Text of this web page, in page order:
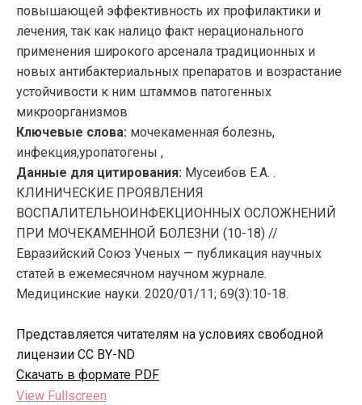
повышающей эффективность их профилактики и
лечения, так как налицо факт нерационального
применения широкого арсенала традиционных и
новых антибактериальных препаратов и возрастание
устойчивости к ним штаммов патогенных
микроорганизмов
Ключевые слова: мочекаменная болезнь,
инфекция,уропатогены ,
Данные для цитирования: Мусеибов Е.А. .
КЛИНИЧЕСКИЕ ПРОЯВЛЕНИЯ
ВОСПАЛИТЕЛЬНОИНФЕКЦИОННЫХ ОСЛОЖНЕНИЙ
ПРИ МОЧЕКАМЕННОЙ БОЛЕЗНИ (10-18) //
Евразийский Союз Ученых — публикация научных
статей в ежемесячном научном журнале.
Медицинские науки. 2020/01/11; 69(3):10-18.
Представляется читателям на условиях свободной
лицензии CC BY-ND
Скачать в формате PDF
View Fullscreen